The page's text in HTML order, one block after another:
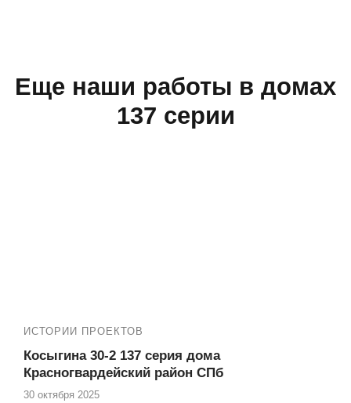
Еще наши работы в домах
137 серии
ИСТОРИИ ПРОЕКТОВ
Косыгина 30-2 137 серия дома
Красногвардейский район СПб
30 октября 2025